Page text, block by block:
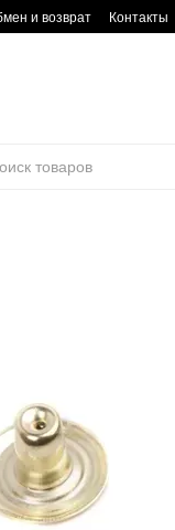
и возврат Контакты